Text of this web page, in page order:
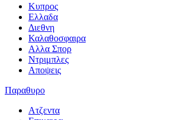
Κυπρος
Ελλαδα
Διεθνη
Καλαθοσφαιρα
Αλλα Σπορ
Ντριμπλες
Αποψεις
Παραθυρο
Ατζεντα